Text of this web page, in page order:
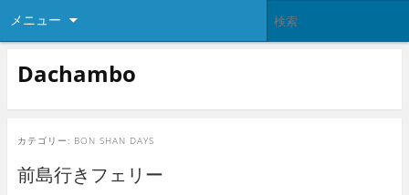
メニュー
Dachambo
カテゴリー: BON SHAN DAYS
前島行きフェリー